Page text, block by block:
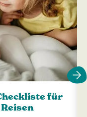
für